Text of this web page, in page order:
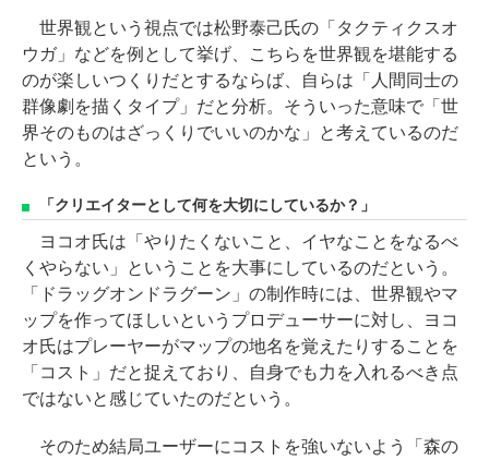
世界観という視点では松野泰己氏の「タクティクスオ
ウガ」などを例として挙げ、こちらを世界観を堪能する
のが楽しいつくりだとするならば、自らは「人間同士の
群像劇を描くタイプ」だと分析。そういった意味で「世
界そのものはざっくりでいいのかな」と考えているのだ
という。
「クリエイターとして何を大切にしているか？」
ヨコオ氏は「やりたくないこと、イヤなことをなるべ
くやらない」ということを大事にしているのだという。
「ドラッグオンドラグーン」の制作時には、世界観やマ
ップを作ってほしいというプロデューサーに対し、ヨコ
オ氏はプレーヤーがマップの地名を覚えたりすることを
「コスト」だと捉えており、自身でも力を入れるべき点
ではないと感じていたのだという。
そのため結局ユーザーにコストを強いないよう「森の